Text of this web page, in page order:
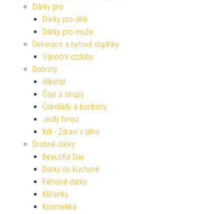
Dárky pro
Dárky pro děti
Dárky pro muže
Dekorace a bytové doplňky
Vánoční ozdoby
Dobroty
Alkohol
Čaje a sirupy
Čokolády a bonbóny
Jedlý hmyz
Kitl - Zdraví v láhvi
Drobné dárky
Beautiful Day
Dárky do kuchyně
Filmové dárky
Klíčenky
Kosmetika